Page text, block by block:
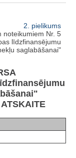
2. pielikums
noteikumiem Nr. 5
līdzfinansējumu
saglabāšanai"